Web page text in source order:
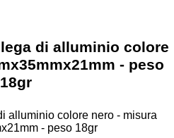
di alluminio colore
- peso
18gr
alluminio colore nero - misura
- peso 18gr